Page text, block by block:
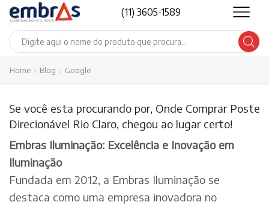
(11) 3605-1589
Search
Home Blog Google
Se você esta procurando por, Onde Comprar Poste
Direcionável Rio Claro, chegou ao lugar certo!
Embras Iluminação: Excelência e Inovação em
Iluminação
Fundada em 2012, a Embras Iluminação se
destaca como uma empresa inovadora no